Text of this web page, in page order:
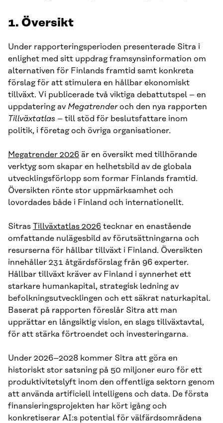
1. Översikt
Under rapporteringsperioden presenterade Sitra i
enlighet med sitt uppdrag framsynsinformation om
alternativen för Finlands framtid samt konkreta
förslag för att stimulera en hållbar ekonomiskt
tillväxt. Vi publicerade två viktiga debattutspel – en
uppdatering av Megatrenderoch den nya rapporten
Tillväxtatlas – till stöd för beslutsfattare inom
politik, i företag och övriga organisationer.
Megatrender 2026 är en översikt med tillhörande
verktyg som skapar en helhetsbild av de globala
utvecklingsförlopp som formar Finlands framtid.
Översikten rönte stor uppmärksamhet och
lovordades både i Finland och internationellt.
Sitras Tillväxtatlas 2026 tecknar en enastående
omfattande nulägesbild av förutsättningarna och
resurserna för hållbar tillväxt i Finland. Översikten
innehåller 231 åtgärdsförslag från 96 experter.
Hållbar tillväxt kräver av Finland i synnerhet ett
starkare humankapital, strategisk ledning av
befolkningsutvecklingen och ett säkrat naturkapital.
Baserat på rapporten föreslår Sitra att man
upprättar en långsiktig vision, en slags tillväxtavtal,
för att stärka förtroendet och investeringarna.
Under 2026–2028 kommer Sitra att göra en
historiskt stor satsning på 50 miljoner euro för ett
produktivitetslyft inom den offentliga sektorn genom
att använda artificiell intelligens och data. De första
finansieringsprojekten har kört igång och
konkretiserar AI:s potential för välfärdsområdena